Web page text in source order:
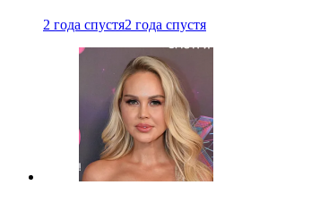
2 года спустя2 года спустя